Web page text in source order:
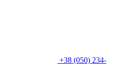
+38 (050) 234-